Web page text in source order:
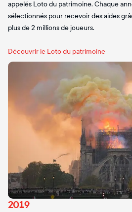
appelés Loto du patrimoine. Chaque
sélectionnés pour recevoir des aides
plus de 2 millions de joueurs.
Découvrir le Loto du patrimoine
2019